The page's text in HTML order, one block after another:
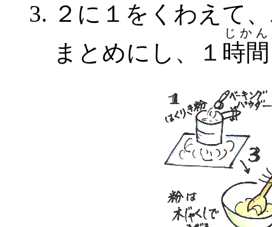
２に１をくわえて
まとめにし、１ 時間
じかん